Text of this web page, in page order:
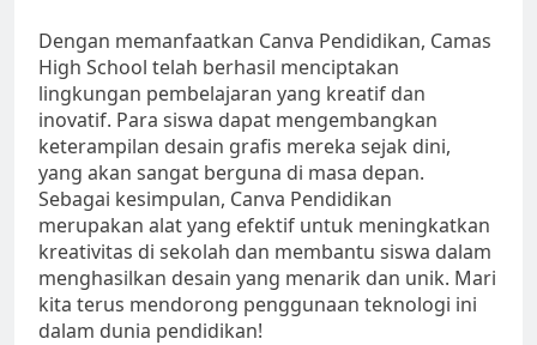
Dengan memanfaatkan Canva Pendidikan, Camas
High School telah berhasil menciptakan
lingkungan pembelajaran yang kreatif dan
inovatif. Para siswa dapat mengembangkan
keterampilan desain grafis mereka sejak dini,
yang akan sangat berguna di masa depan.
Sebagai kesimpulan, Canva Pendidikan
merupakan alat yang efektif untuk meningkatkan
kreativitas di sekolah dan membantu siswa dalam
menghasilkan desain yang menarik dan unik. Mari
kita terus mendorong penggunaan teknologi ini
dalam dunia pendidikan!